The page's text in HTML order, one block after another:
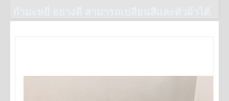
กำมะหยี่ อย่างดี สามารถเปลี่ยนสีและตัวผ้าได้